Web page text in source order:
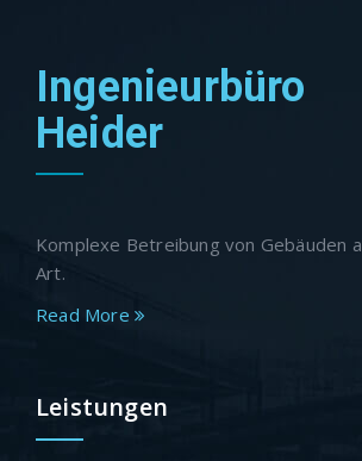
Ingenieurbüro
Heider
Komplexe Betreibung von Gebäuden
Art.
Read More
Leistungen